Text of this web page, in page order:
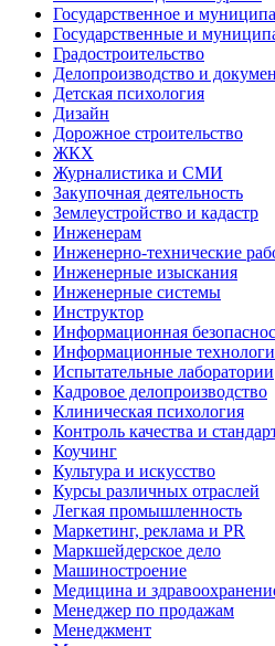
Государственное и
Государственные и
Градостроительство
Делопроизводство и
Детская психология
Дизайн
Дорожное строительство
ЖКХ
Журналистика и СМИ
Закупочная деятельность
Землеустройство и кадастр
Инженерам
Инженерно-технические
Инженерные изыскания
Инженерные системы
Инструктор
Информационная
Информационные
Испытательные лаборатории
Кадровое делопроизводство
Клиническая психология
Контроль качества и
Коучинг
Культура и искусство
Курсы различных отраслей
Легкая промышленность
Маркетинг, реклама и PR
Маркшейдерское дело
Машиностроение
Медицина и
Менеджер по продажам
Менеджмент